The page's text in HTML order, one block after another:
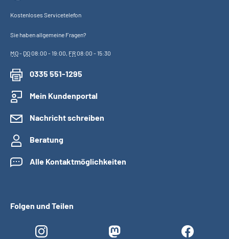
Kostenloses Servicetelefon
Sie haben allgemeine Fragen?
MO- DO08:00 - 19:00, FR08:00 - 15:30
0335 551-1295
Mein Kundenportal
Nachricht schreiben
Beratung
Alle Kontaktmöglichkeiten
Folgen und Teilen